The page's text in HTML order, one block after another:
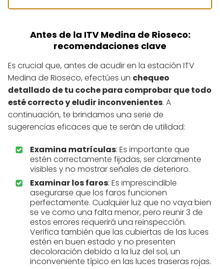
Antes de la ITV Medina de Rioseco:
recomendaciones clave
Es crucial que, antes de acudir en la estación ITV
Medina de Rioseco, efectúes un chequeo
detallado de tu coche para comprobar que todo
esté correcto y eludir inconvenientes. A
continuación, te brindamos una serie de
sugerencias eficaces que te serán de utilidad:
Examina matrículas: Es importante que
estén correctamente fijadas, ser claramente
visibles y no mostrar señales de deterioro.
Examinar los faros: Es imprescindible
asegurarse que los faros funcionen
perfectamente. Cualquier luz que no vaya bien
se ve como una falta menor, pero reunir 3 de
estos errores requerirá una reinspección.
Verifica también que las cubiertas de las luces
estén en buen estado y no presenten
decoloración debido a la luz del sol, un
inconveniente típico en las luces traseras rojas.